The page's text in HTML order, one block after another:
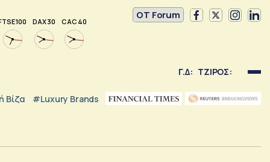
100 DAX 30 CAC 40
OT Forum
Γ.Δ: ΤΖΙΡΟΣ:
Βίζα #luxury Brands